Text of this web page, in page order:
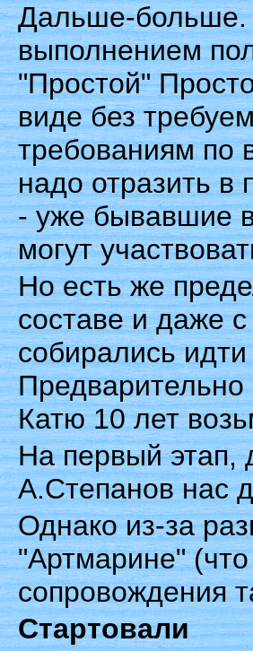
Дальше-больше.
выполнением
"Простой"
виде без
требованиям по
надо отразить в
- уже бывавшие
могут
Но есть же
составе и даже
собирались
Катю 10 лет
На первый этап,
А.Степанов нас
Однако из-за
"Артмарине"
сопровождения
Стартовали